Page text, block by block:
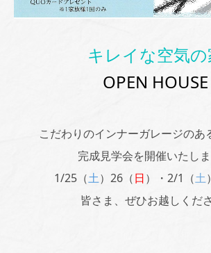
キレイな空気の
OPEN HOUSE
こだわりのインナーガレージのあ
完成見学会を開催いたしま
1/25（土）26（日）・2/1（土
皆さま、ぜひお越しくだ